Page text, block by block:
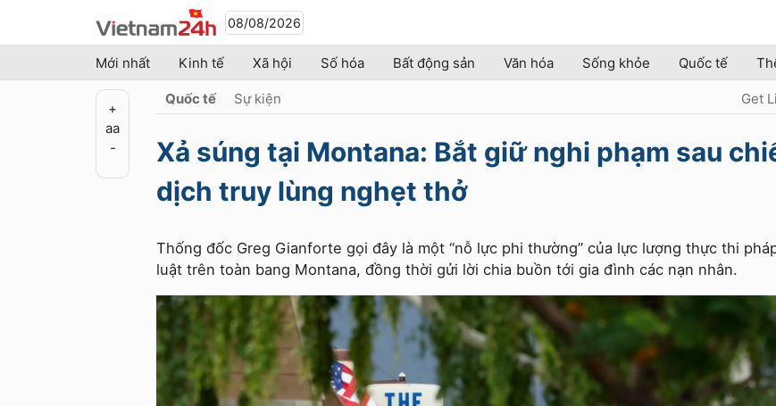
08/08/2026
Mới nhất Kinh tế Xã hội Số hóa Bất động sản Văn hóa Sống khỏe Quốc tế
+
aa
-
Quốc tế Sự kiện Get
Xả súng tại Montana: Bắt giữ nghi phạm sau
dịch truy lùng nghẹt thở
Thống đốc Greg Gianforte gọi đây là một “nỗ lực phi thường” của lực lượng thực thi
luật trên toàn bang Montana, đồng thời gửi lời chia buồn tới gia đình các nạn nhân.